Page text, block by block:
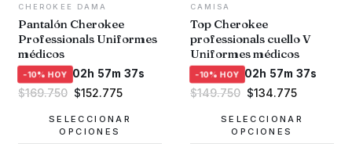
CHEROKEE DAMA
Pantalón Cherokee
Professionals Uniformes
médicos
-10% HOY 02h 57m 37s
$169.750 El
precio
original
era:
$169.750.
$152.775El
actual
es:
SELECCIONAR
OPCIONES
CAMISA
Top Cherokee
professionals cuello V
Uniformes médicos
-10% HOY 02h 57m 37s
$149.750 El
precio
original
era:
$149.750.
$134.775El
actual
es:
SELECCIONAR
OPCIONES